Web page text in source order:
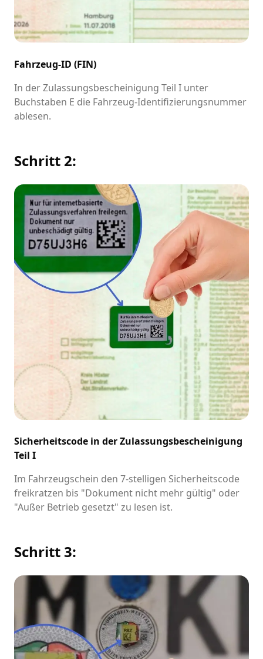
Fahrzeug-ID (FIN)
In der Zulassungsbescheinigung Teil I unter
Buchstaben E die Fahrzeug-Identifizierungsnummer
ablesen.
Schritt 2:
Sicherheitscode in der Zulassungsbescheinigung
Teil I
Im Fahrzeugschein den 7-stelligen Sicherheitscode
freikratzen bis "Dokument nicht mehr gültig" oder
"Außer Betrieb gesetzt" zu lesen ist.
Schritt 3: